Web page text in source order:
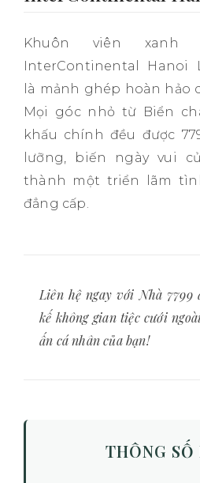
Khuôn viên
InterContinental Hanoi
là mảnh ghép hoàn hảo
Mọi góc nhỏ từ Biển
khấu chính đều được
lưỡng, biến ngày vui
thành một triển lãm
đẳng cấp.
Liên hệ ngay với Nhà
kế không gian tiệc cưới
ấn cá nhân của bạn!
THÔNG SỐ